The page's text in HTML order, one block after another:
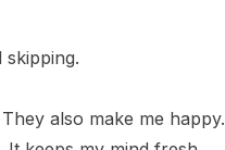
skipping.
also make me happy.